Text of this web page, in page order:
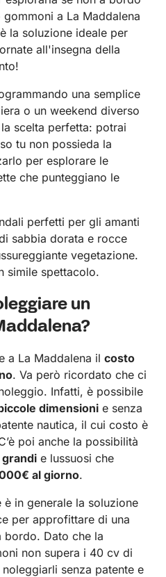
a La Maddalena
la soluzione ideale per
all'insegna della
una semplice
o un weekend diverso
scelta perfetta: potrai
tu non possieda la
per esplorare le
che punteggiano le
perfetti per gli amanti
sabbia dorata e rocce
vegetazione.
simile spettacolo.
un
a La Maddalena il costo
. Va però ricordato che ci
Infatti, è possibile
dimensioni e senza
nautica, il cui costo è
poi anche la possibilità
e lussuosi che
al giorno.
in generale la soluzione
per approfittare di una
bordo. Dato che la
non supera i 40 cv di
senza patente e